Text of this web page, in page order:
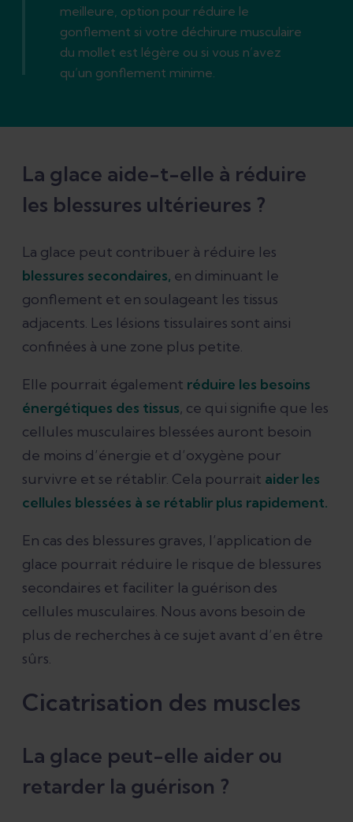
meilleure, option pour réduire le
gonflement si votre déchirure musculaire
du mollet est légère ou si vous n’avez
qu’un gonflement minime.
La glace aide-t-elle à réduire
les blessures ultérieures ?
La glace peut contribuer à réduire les
blessures secondaires, en diminuant le
gonflement et en soulageant les tissus
adjacents. Les lésions tissulaires sont ainsi
confinées à une zone plus petite.
Elle pourrait également réduire les besoins
énergétiques des tissus, ce qui signifie que les
cellules musculaires blessées auront besoin
de moins d’énergie et d’oxygène pour
survivre et se rétablir. Cela pourrait aider les
cellules blessées à se rétablir plus rapidement.
En cas des blessures graves, l’application de
glace pourrait réduire le risque de blessures
secondaires et faciliter la guérison des
cellules musculaires. Nous avons besoin de
plus de recherches à ce sujet avant d’en être
sûrs.
Cicatrisation des muscles
La glace peut-elle aider ou
retarder la guérison ?